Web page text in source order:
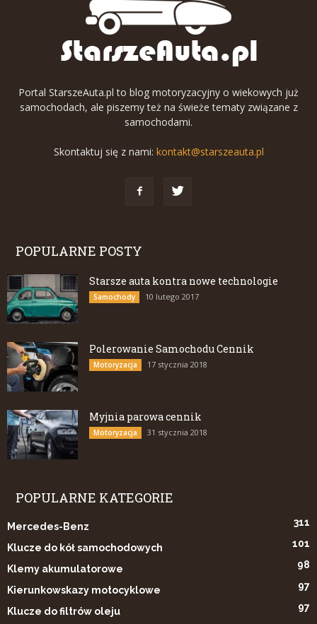
Portal StarszeAuta.pl to blog motoryzacyjny o wiekowych już
samochodach, ale piszemy też na świeże tematy związane z
samochodami.
Skontaktuj się z nami: kontakt@starszeauta.pl
POPULARNE POSTY
Starsze auta kontra nowe technologie
Samochody 10 lutego 2017
Polerowanie Samochodu Cennik
Motoryzacja 17 stycznia 2018
Myjnia parowa cennik
Motoryzacja 31 stycznia 2018
POPULARNE KATEGORIE
Mercedes-Benz 311
Klucze do kół samochodowych 101
Klemy akumulatorowe 98
Kierunkowskazy motocyklowe 97
Klucze do filtrów oleju
97